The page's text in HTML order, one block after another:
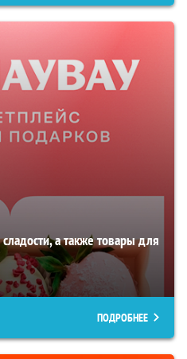
а также товары для
ПОДРОБНЕЕ